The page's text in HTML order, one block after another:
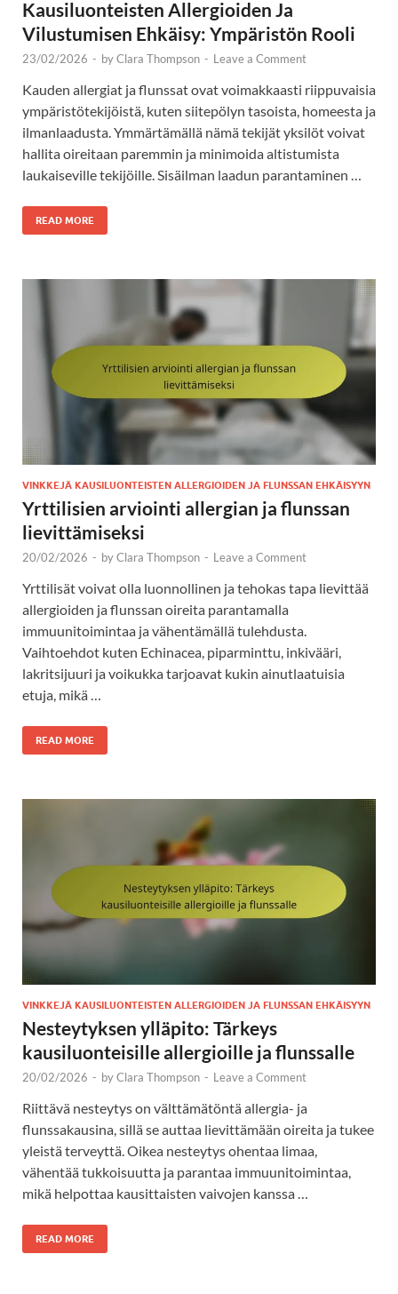
Kausiluonteisten Allergioiden Ja
Vilustumisen Ehkäisy: Ympäristön Rooli
23/02/2026 - byClara Thompson - Leave a Comment
Kauden allergiat ja flunssat ovat voimakkaasti riippuvaisia
ympäristötekijöistä, kuten siitepölyn tasoista, homeesta ja
ilmanlaadusta. Ymmärtämällä nämä tekijät yksilöt voivat
hallita oireitaan paremmin ja minimoida altistumista
laukaiseville tekijöille. Sisäilman laadun parantaminen …
READ MORE
VINKKEJÄ KAUSILUONTEISTEN ALLERGIOIDEN JA FLUNSSAN EHKÄISYYN
Yrttilisien arviointi allergian ja flunssan
lievittämiseksi
20/02/2026 - byClara Thompson - Leave a Comment
Yrttilisät voivat olla luonnollinen ja tehokas tapa lievittää
allergioiden ja flunssan oireita parantamalla
immuunitoimintaa ja vähentämällä tulehdusta.
Vaihtoehdot kuten Echinacea, piparminttu, inkivääri,
lakritsijuuri ja voikukka tarjoavat kukin ainutlaatuisia
etuja, mikä …
READ MORE
VINKKEJÄ KAUSILUONTEISTEN ALLERGIOIDEN JA FLUNSSAN EHKÄISYYN
Nesteytyksen ylläpito: Tärkeys
kausiluonteisille allergioille ja flunssalle
20/02/2026 - byClara Thompson - Leave a Comment
Riittävä nesteytys on välttämätöntä allergia- ja
flunssakausina, sillä se auttaa lievittämään oireita ja tukee
yleistä terveyttä. Oikea nesteytys ohentaa limaa,
vähentää tukkoisuutta ja parantaa immuunitoimintaa,
mikä helpottaa kausittaisten vaivojen kanssa …
READ MORE